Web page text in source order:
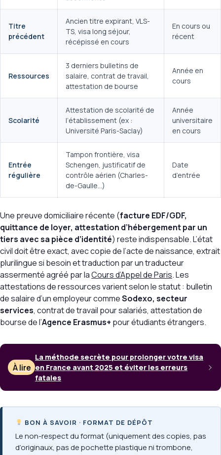
Titre
précédent
Ancien titre expirant, VLS-
TS, visa long séjour,
récépissé en cours
En cours ou
récent
Ressources
3 derniers bulletins de
salaire, contrat de travail,
attestation de bourse
Année en
cours
Scolarité
Attestation de scolarité de
l’établissement (ex :
Université Paris-Saclay)
Année
universitaire
en cours
Entrée
régulière
Tampon frontière, visa
Schengen, justificatif de
contrôle aérien (Charles-
de-Gaulle…)
Date
d’entrée
Une preuve domiciliaire récente (facture EDF/GDF,
quittance de loyer, attestation d’hébergement par un
tiers avec sa pièce d’identité) reste indispensable. L’état
civil doit être exact, avec copie de l’acte de naissance, extrait
plurilingue si besoin et traduction par un traducteur
assermenté agréé par laCours d’Appel de Paris. Les
attestations de ressources varient selon le statut : bulletin
de salaire d’un employeur commeSodexo, secteur
services, contrat de travail pour salariés, attestation de
bourse de l’Agence Erasmus+ pour étudiants étrangers.
À lire
La méthode secrète pour prolonger votre visa
en France avant 2025 et éviter les erreurs
fatales
BON À SAVOIR · FORMAT DE DÉPÔT
Le non-respect du format (uniquement des copies, pas
d’originaux, pas de pochette plastique ni trombone,